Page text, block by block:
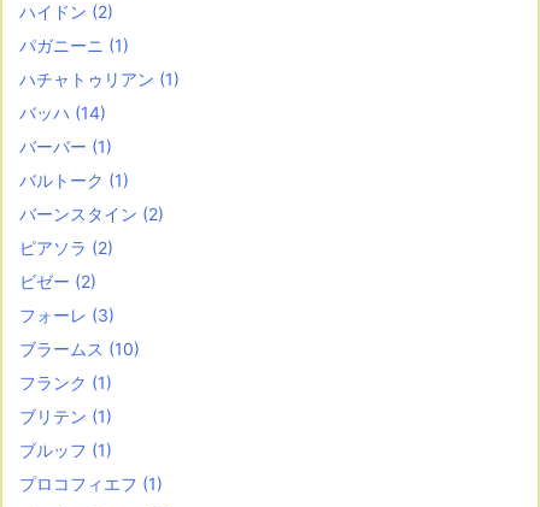
ハイドン (2)
パガニーニ (1)
ハチャトゥリアン (1)
バッハ (14)
バーバー (1)
バルトーク (1)
バーンスタイン (2)
ピアソラ (2)
ビゼー (2)
フォーレ (3)
ブラームス (10)
フランク (1)
ブリテン (1)
ブルッフ (1)
プロコフィエフ (1)